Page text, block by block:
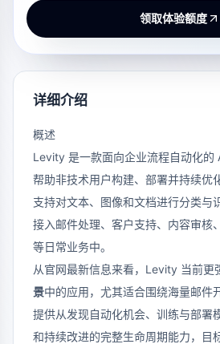
领取体验额度
详细介绍
概述
Levity 是一款面向企业流程自动化的
帮助非技术用户构建、部署并持续优
支持对文本、图像和文档进行分类与
接入邮件处理、客户支持、内容审核
等日常业务中。
从官网最新信息来看，Levity 当前更
景中的应用，尤其适合围绕海量邮件
提供从发现自动化机会、训练与部署
和持续改进的完整生命周期能力，目